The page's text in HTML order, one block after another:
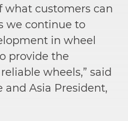
what customers can
we continue to
in wheel
provide the
wheels,” said
and Asia President,